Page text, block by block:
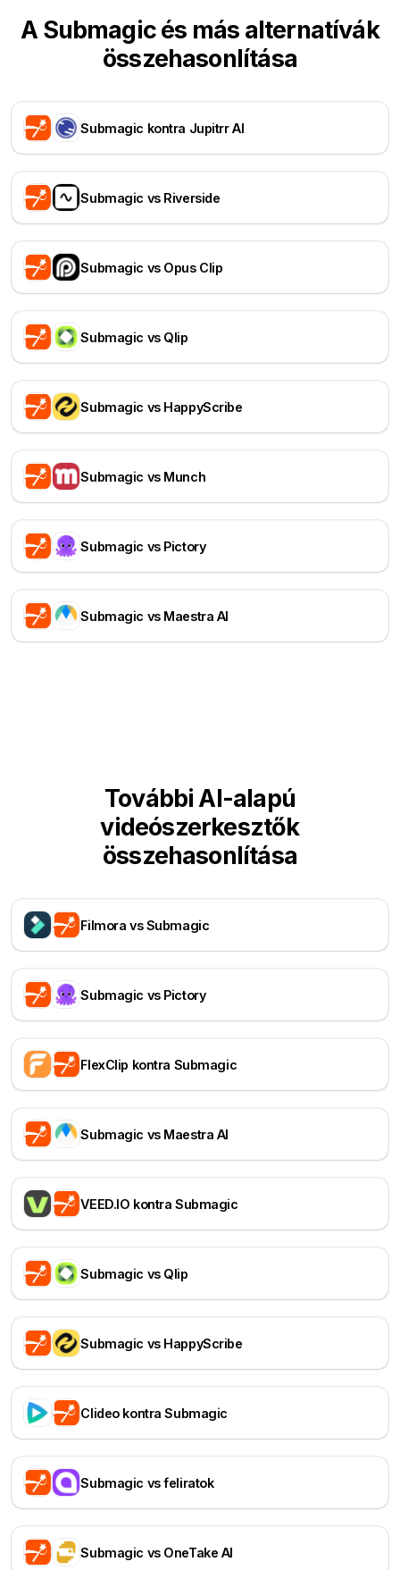
A Submagic és más alternatívák
összehasonlítása
Submagic kontra Jupitrr AI
Submagic vs Riverside
Submagic vs Opus Clip
Submagic vs Qlip
Submagic vs HappyScribe
Submagic vs Munch
Submagic vs Pictory
Submagic vs Maestra AI
További AI-alapú
videószerkesztők
összehasonlítása
Filmora vs Submagic
Submagic vs Pictory
FlexClip kontra Submagic
Submagic vs Maestra AI
VEED.IO kontra Submagic
Submagic vs Qlip
Submagic vs HappyScribe
Clideo kontra Submagic
Submagic vs feliratok
Submagic vs OneTake AI